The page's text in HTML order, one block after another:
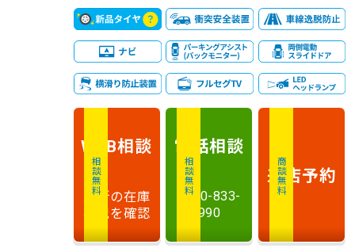
相談無料
WEB相談
最新の在庫
状況を確認
相談無料
電話相談
0120-833-
990
商談無料
来店予約